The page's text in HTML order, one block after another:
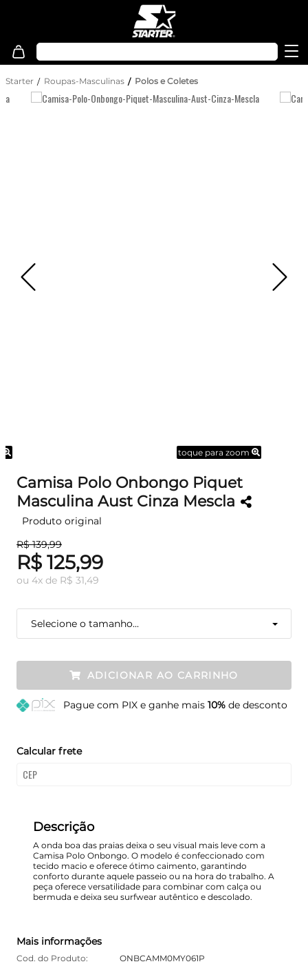
Starter Roupas-Masculinas Polos e Coletes
toque para zoom
Camisa Polo Onbongo Piquet
Masculina Aust Cinza Mescla
Produto original
R$ 139,99
R$ 125,99
ou 4x de R$ 31,49
Selecione o tamanho...
ADICIONAR AO CARRINHO
Pague com PIX e ganhe mais 10%de desconto
Calcular frete
Descrição
A onda boa das praias deixa o seu visual mais leve com a
Camisa Polo Onbongo. O modelo é confeccionado com
tecido macio e oferece ótimo caimento, garantindo
conforto durante aquele passeio ou na hora do trabalho. A
peça oferece versatilidade para combinar com calça ou
bermuda e deixa seu surfwear autêntico e descolado.
Mais informações
Cod. do Produto:
ONBCAMM0MY061P